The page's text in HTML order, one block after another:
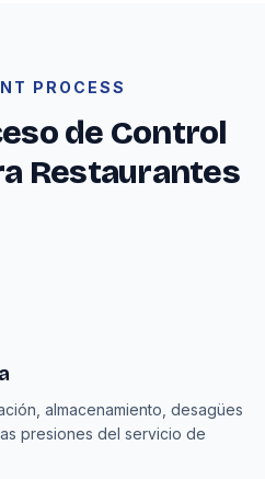
PROCESS
de Control
Restaurantes
almacenamiento, desagües
presiones del servicio de